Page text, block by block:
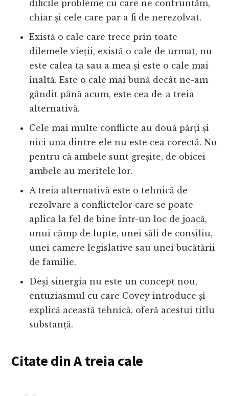
dificile probleme cu care ne confruntăm,
chiar și cele care par a fi de nerezolvat.
Există o cale care trece prin toate
dilemele vieții, există o cale de urmat, nu
este calea ta sau a mea și este o cale mai
înaltă. Este o cale mai bună decât ne-am
gândit până acum, este cea de-a treia
alternativă.
Cele mai multe conflicte au două părți și
nici una dintre ele nu este cea corectă. Nu
pentru că ambele sunt greșite, de obicei
ambele au meritele lor.
A treia alternativă este o tehnică de
rezolvare a conflictelor care se poate
aplica la fel de bine într-un loc de joacă,
unui câmp de lupte, unei săli de consiliu,
unei camere legislative sau unei bucătării
de familie.
Deși sinergia nu este un concept nou,
entuziasmul cu care Covey introduce și
explică această tehnică, oferă acestui titlu
substanță.
Citate din A treia cale